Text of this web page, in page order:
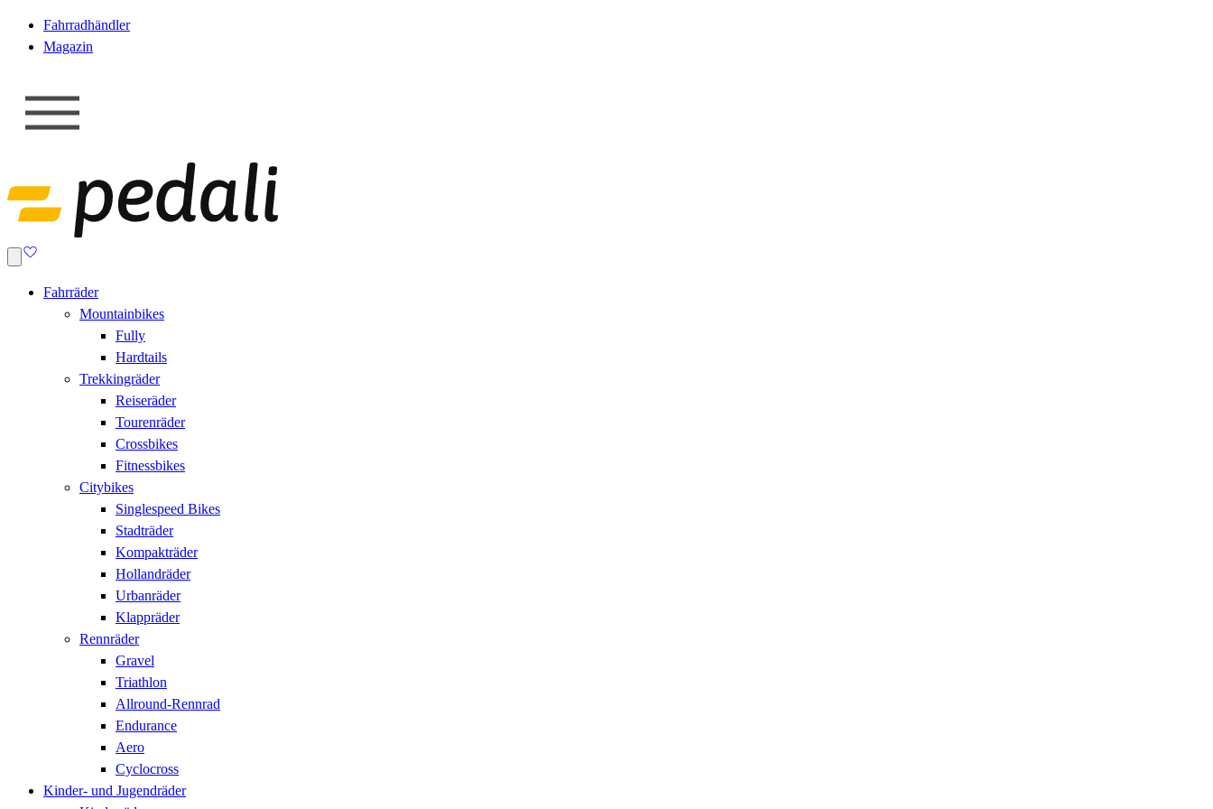
Fahrradhändler
Magazin
Fahrräder
Mountainbikes
Fully
Hardtails
Trekkingräder
Reiseräder
Tourenräder
Crossbikes
Fitnessbikes
Citybikes
Singlespeed Bikes
Stadträder
Kompakträder
Hollandräder
Urbanräder
Klappräder
Rennräder
Gravel
Triathlon
Allround-Rennrad
Endurance
Aero
Cyclocross
Kinder- und Jugendräder